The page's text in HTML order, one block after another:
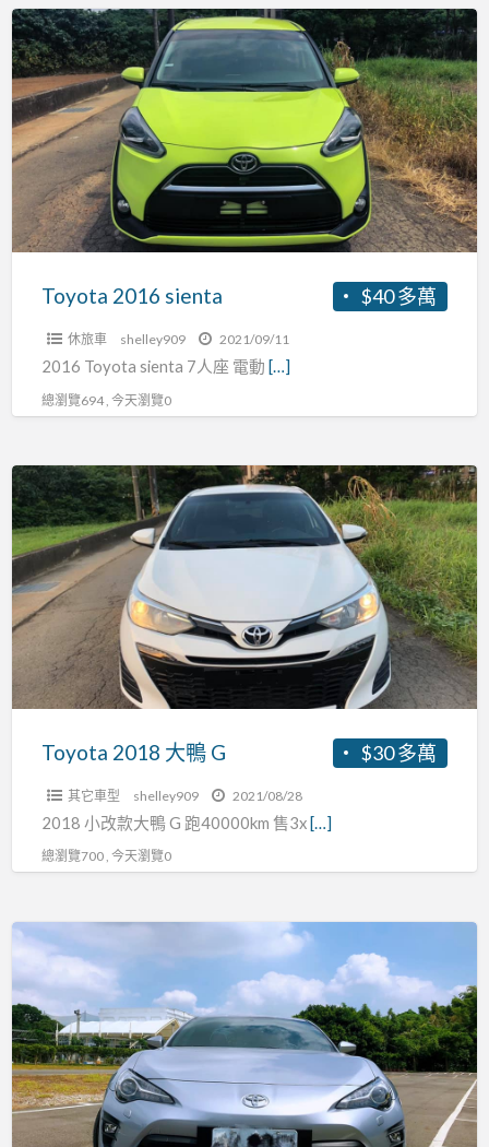
Toyota
2016
sienta
$40 多萬
Toyota 2016 sienta
休旅車 shelley909 2021/09/11
2016 Toyota sienta 7人座 電動 […]
總瀏覽694 , 今天瀏覽0
Toyota
2018
大
鴨
G
$30 多萬
Toyota 2018 大鴨 G
其它車型 shelley909 2021/08/28
2018 小改款大鴨 G 跑40000km 售3x[…]
總瀏覽700 , 今天瀏覽0
Toyota
2020
ft86